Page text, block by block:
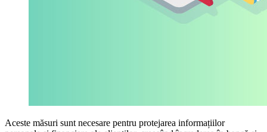
Aceste măsuri sunt necesare pentru protejarea informațiilor